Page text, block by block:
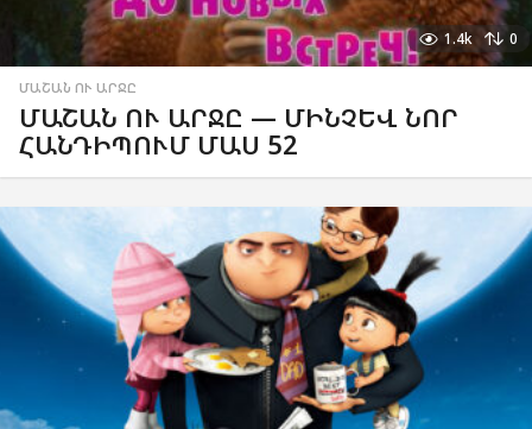
1.4k 0
ՄԱՇԱՆ ՈՒ ԱՐՋԸ
ՄԱՇԱՆ ՈՒ ԱՐՋԸ — ՄԻՆՉԵՎ ՆՈՐ
ՀԱՆԴԻՊՈՒՄ ՄԱՍ 52